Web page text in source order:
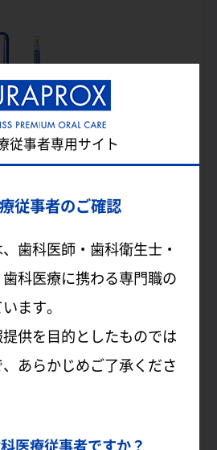
従事者専用サイト
従事者のご確認
歯科医師・歯科衛生士・
科医療に携わる専門職の
ます。
供を目的としたものでは
あらかじめご了承くださ
医療従事者ですか？